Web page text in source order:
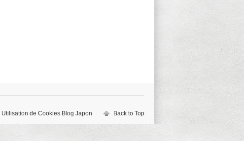
Utilisation de Cookies Blog Japon Back to Top